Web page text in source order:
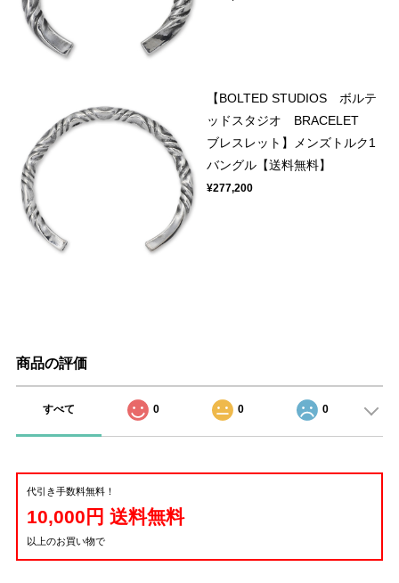
【BOLTED STUDIOS ボルテ
ッドスタジオ BRACELET
ブレスレット】メンズトルク1
バングル【送料無料】
¥277,200
商品の評価
すべて 0 0 0
代引き手数料無料！
10,000円 送料無料
以上のお買い物で